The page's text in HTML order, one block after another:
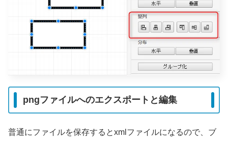
pngファイルへのエクスポートと編集
普通にファイルを保存するとxmlファイルになるので、ブ